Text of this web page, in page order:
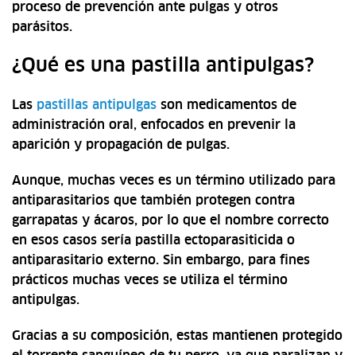
proceso de prevención ante pulgas y otros
parásitos.
¿Qué es una pastilla antipulgas?
Las pastillas antipulgas son medicamentos de
administración oral, enfocados en prevenir la
aparición y propagación de pulgas.
Aunque, muchas veces es un término utilizado para
antiparasitarios que también protegen contra
garrapatas y ácaros, por lo que el nombre correcto
en esos casos sería pastilla ectoparasiticida o
antiparasitario externo. Sin embargo, para fines
prácticos muchas veces se utiliza el término
antipulgas.
Gracias a su composición, estas mantienen protegido